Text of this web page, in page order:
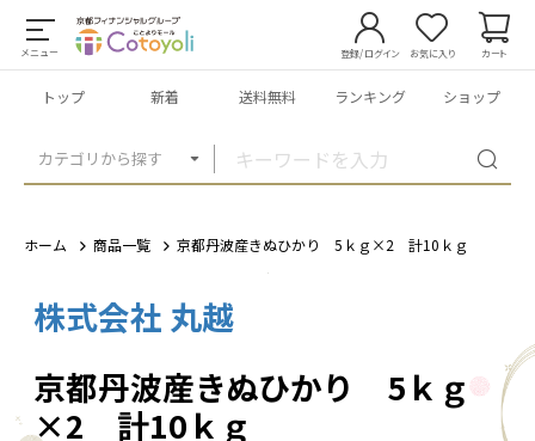
メニュー
カテゴリから探す
登録/ログイン お気に入り カート
トップ 新着 送料無料 ランキング ショップ
ホーム 商品一覧 京都丹波産きぬひかり 5ｋｇ×2 計10ｋｇ
株式会社 丸越
京都丹波産きぬひかり 5ｋｇ
×2 計10ｋｇ